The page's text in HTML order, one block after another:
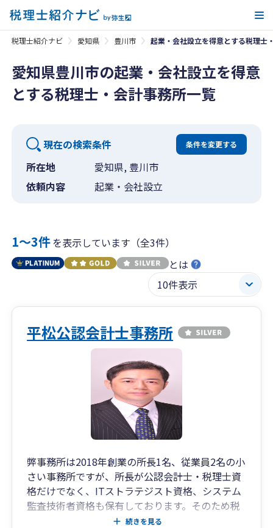
税理士紹介ナビ 愛知県 豊川市 起業・会社設立を得意とする税理士
愛知県豊川市の起業・会社設立を得意
とする税理士・会計事務所一覧
現在の検索条件 条件を変更する
所在地
愛知県, 豊川市
依頼内容
起業・会社設立
1〜3件を表示しています（全3件）
とは
平松公認会計士事務所
弊事務所は2018年創業の所長1名、従業員2名の小
さい事務所ですが、所長が公認会計士・税理士資
格だけでなく、ITストラテジスト資格、システム
監査技術者資格も保有しております。そのため税
務、会計相談だけでなくDXや情報セキュリティ対
続きを見る